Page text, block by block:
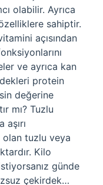
olabilir. Ayrıca
sahiptir.
açısından
ve ayrıca kan
protein
değerine
mı? Tuzlu
olan tuzlu veya
Kilo
günde
çekirdek…